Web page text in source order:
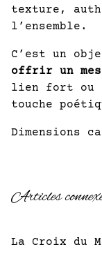
texture,
l’ensemble.
C’est un
offrir un
lien fort ou
touche
Dimensions
Articles
La Croix du